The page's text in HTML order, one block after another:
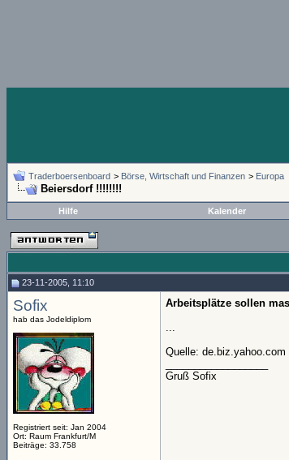
Traderboersenboard > Börse, Wirtschaft und Finanzen > Europa
Beiersdorf !!!!!!!!
Hilfe Kalender
23-11-2005, 11:10
Sofix
hab das Jodeldiplom
Registriert seit: Jan 2004
Ort: Raum Frankfurt/M
Beiträge: 33.758
Arbeitsplätze sollen
...
Quelle: de.biz.yahoo.com
Gruß Sofix